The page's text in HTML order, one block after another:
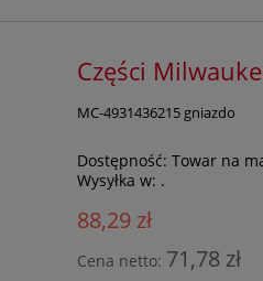
Części
MC-4931436215 gniazdo
Dostępność: Towar na
Wysyłka w: .
88,29 zł
Cena netto: 71,78 zł